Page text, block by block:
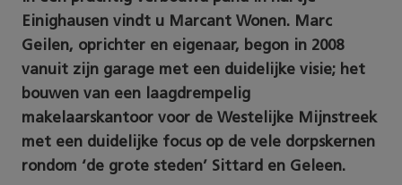
Einighausen vindt u Marcant Wonen. Marc
Geilen, oprichter en eigenaar, begon in 2008
vanuit zijn garage met een duidelijke visie; het
bouwen van een laagdrempelig
makelaarskantoor voor de Westelijke Mijnstreek
met een duidelijke focus op de vele dorpskernen
rondom ‘de grote steden’ Sittard en Geleen.